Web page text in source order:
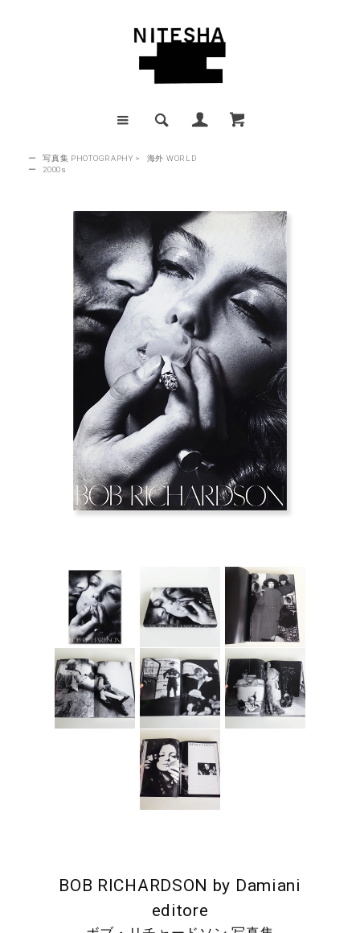
ー 写真集 PHOTOGRAPHY >
海外 WORLD
ー
2000s
BOB RICHARDSON by Damiani
editore